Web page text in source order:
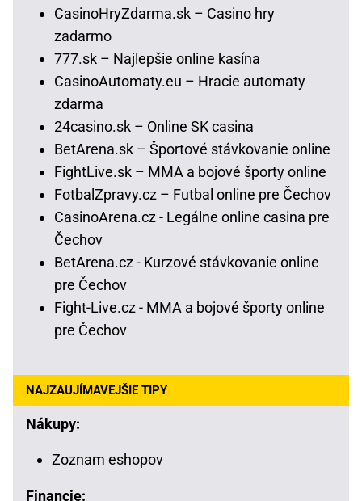
CasinoHryZdarma.sk – Casino hry
zadarmo
777.sk – Najlepšie online kasína
CasinoAutomaty.eu – Hracie automaty
zdarma
24casino.sk – Online SK casina
BetArena.sk – Športové stávkovanie online
FightLive.sk – MMA a bojové športy online
FotbalZpravy.cz – Futbal online pre Čechov
CasinoArena.cz - Legálne online casina pre
Čechov
BetArena.cz - Kurzové stávkovanie online
pre Čechov
Fight-Live.cz - MMA a bojové športy online
pre Čechov
NAJZAUJÍMAVEJŠIE TIPY
Nákupy:
Zoznam eshopov
Financie: